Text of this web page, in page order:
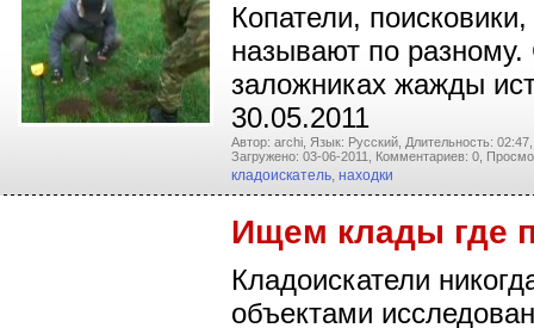
Копатели,
называют по
заложниках жажды
30.05.2011
Автор: archi, Язык: Русский, Длительность: 02:47,
Загружено: 03-06-2011,
Комментариев: 0,
кладоискатель, находки
Ищем клады где
Кладоискатели
объектами